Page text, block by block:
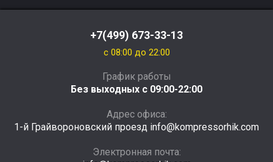
+7(499) 673-33-13
c 08:00 до 22:00
График работы
Без выходных с 09:00-22:00
Адрес офиса:
1-й Грайвороновский проезд info@kompressorhik.com
Электронная почта: